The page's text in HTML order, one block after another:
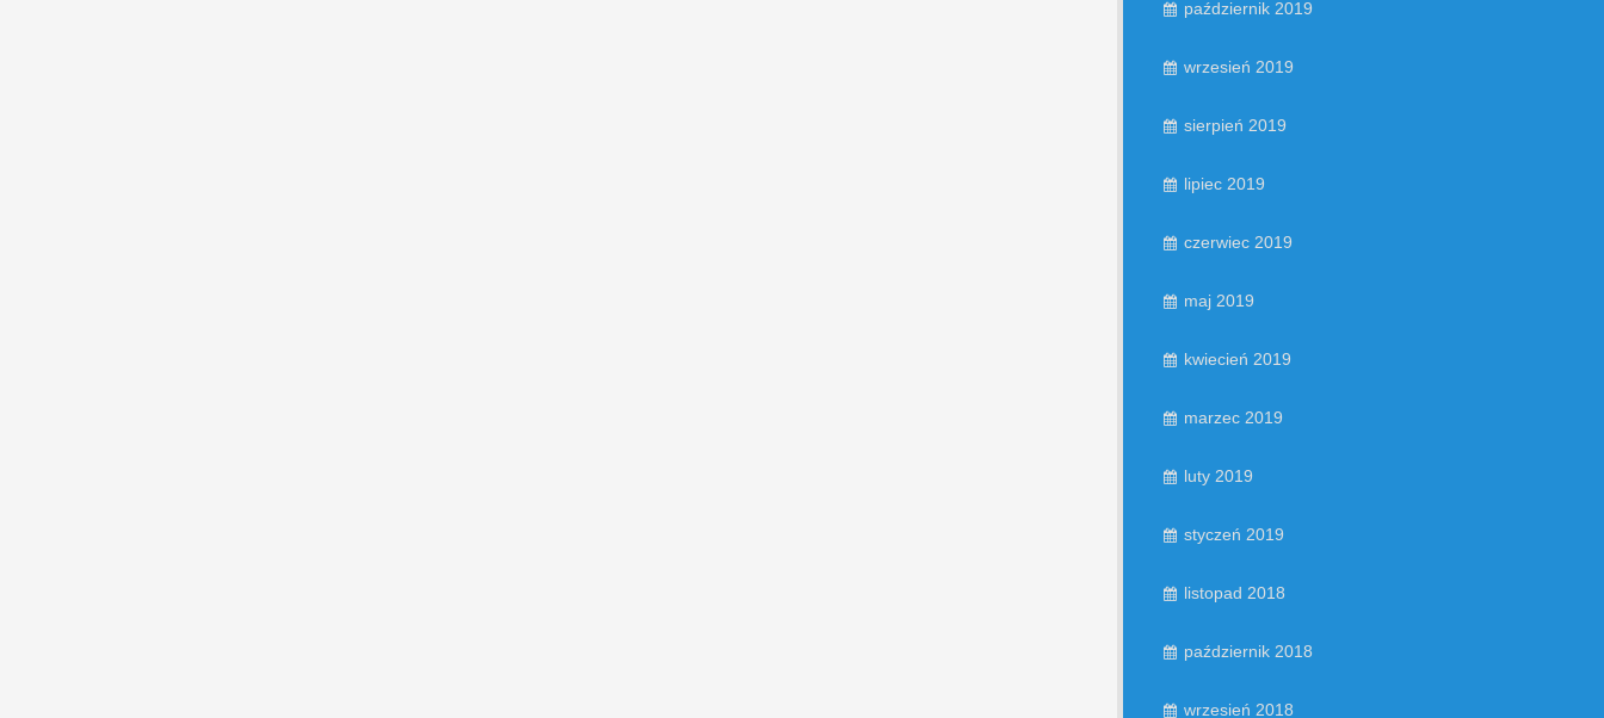
październik 2019
wrzesień 2019
sierpień 2019
lipiec 2019
czerwiec 2019
maj 2019
kwiecień 2019
marzec 2019
luty 2019
styczeń 2019
listopad 2018
październik 2018
wrzesień 2018